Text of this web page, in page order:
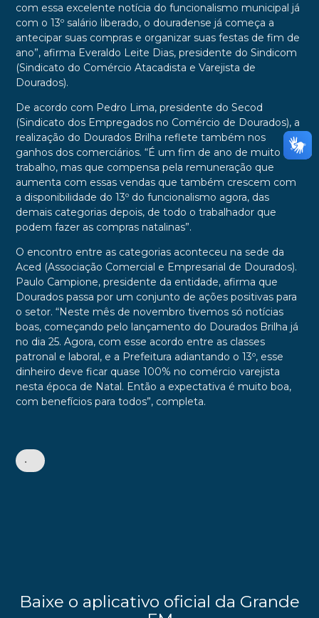
com essa excelente notícia do funcionalismo municipal já
com o 13º salário liberado, o douradense já começa a
antecipar suas compras e organizar suas festas de fim de
ano”, afirma Everaldo Leite Dias, presidente do Sindicom
(Sindicato do Comércio Atacadista e Varejista de
Dourados).
De acordo com Pedro Lima, presidente do Secod
(Sindicato dos Empregados no Comércio de Dourados), a
realização do Dourados Brilha reflete também nos
ganhos dos comerciários. “É um fim de ano de muito
trabalho, mas que compensa pela remuneração que
aumenta com essas vendas que também crescem com
a disponibilidade do 13º do funcionalismo agora, das
demais categorias depois, de todo o trabalhador que
podem fazer as compras natalinas”.
O encontro entre as categorias aconteceu na sede da
Aced (Associação Comercial e Empresarial de Dourados).
Paulo Campione, presidente da entidade, afirma que
Dourados passa por um conjunto de ações positivas para
o setor. “Neste mês de novembro tivemos só notícias
boas, começando pelo lançamento do Dourados Brilha já
no dia 25. Agora, com esse acordo entre as classes
patronal e laboral, e a Prefeitura adiantando o 13º, esse
dinheiro deve ficar quase 100% no comércio varejista
nesta época de Natal. Então a expectativa é muito boa,
com benefícios para todos”, completa.
•
Baixe o aplicativo oficial da Grande